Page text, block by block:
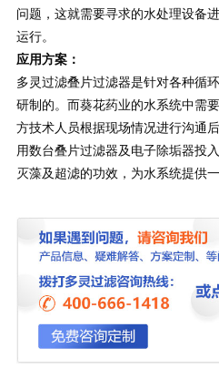
问题，这就需要寻求的水处理设备
运行。
应用方案：
多灵过滤叠片过滤器是针对各种循
研制的。而葵花药业的水系统中需
方技术人员根据现场情况进行沟通
用数台叠片过滤器及电子除垢器投
灭藻及超滤的功效，为水系统提供